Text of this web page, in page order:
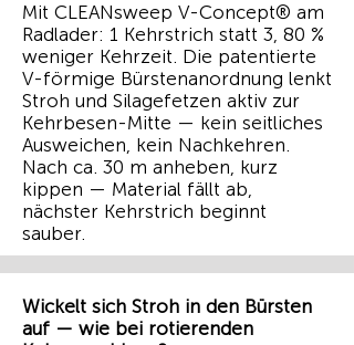
Mit CLEANsweep V-Concept® am
Radlader: 1 Kehrstrich statt 3, 80 %
weniger Kehrzeit. Die patentierte
V-förmige Bürstenanordnung lenkt
Stroh und Silagefetzen aktiv zur
Kehrbesen-Mitte — kein seitliches
Ausweichen, kein Nachkehren.
Nach ca. 30 m anheben, kurz
kippen — Material fällt ab,
nächster Kehrstrich beginnt
sauber.
Wickelt sich Stroh in den Bürsten
auf — wie bei rotierenden